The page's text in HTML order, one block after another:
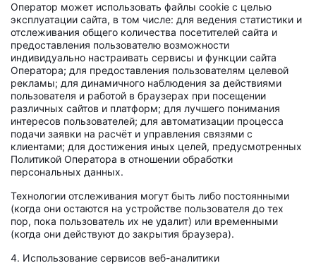
Оператор может использовать файлы cookie с целью
эксплуатации сайта, в том числе: для ведения статистики и
отслеживания общего количества посетителей сайта и
предоставления пользователю возможности
индивидуально настраивать сервисы и функции сайта
Оператора; для предоставления пользователям целевой
рекламы; для динамичного наблюдения за действиями
пользователя и работой в браузерах при посещении
различных сайтов и платформ; для лучшего понимания
интересов пользователей; для автоматизации процесса
подачи заявки на расчёт и управления связями с
клиентами; для достижения иных целей, предусмотренных
Политикой Оператора в отношении обработки
персональных данных.
Технологии отслеживания могут быть либо постоянными
(когда они остаются на устройстве пользователя до тех
пор, пока пользователь их не удалит) или временными
(когда они действуют до закрытия браузера).
4. Использование сервисов веб-аналитики